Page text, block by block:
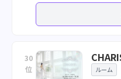
30
位
ルーム